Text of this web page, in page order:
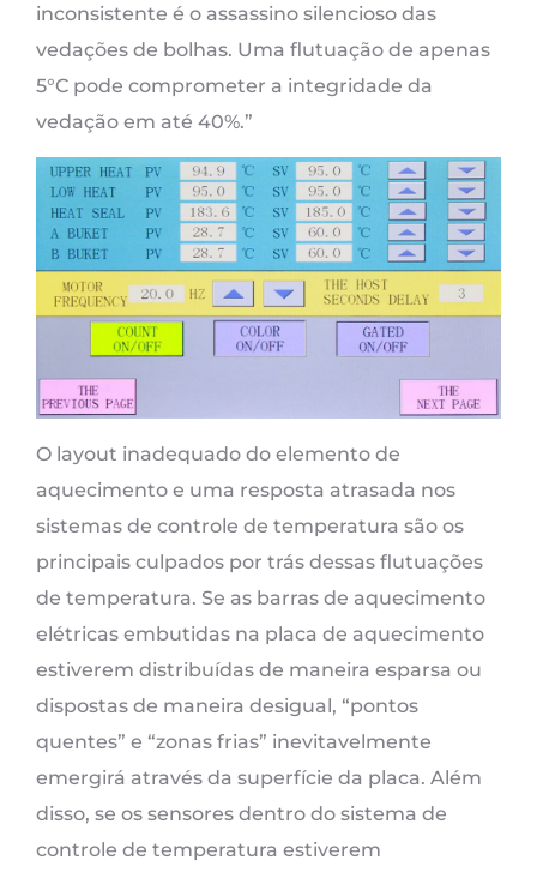
inconsistente é o assassino silencioso das
vedações de bolhas. Uma flutuação de apenas
5°C pode comprometer a integridade da
vedação em até 40%.”
O layout inadequado do elemento de
aquecimento e uma resposta atrasada nos
sistemas de controle de temperatura são os
principais culpados por trás dessas flutuações
de temperatura. Se as barras de aquecimento
elétricas embutidas na placa de aquecimento
estiverem distribuídas de maneira esparsa ou
dispostas de maneira desigual, “pontos
quentes” e “zonas frias” inevitavelmente
emergirá através da superfície da placa. Além
disso, se os sensores dentro do sistema de
controle de temperatura estiverem